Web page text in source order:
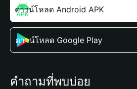
ดาวน์โหลด Android APK
ดาวน์โหลด Google Play
คำถามที่พบบ่อย